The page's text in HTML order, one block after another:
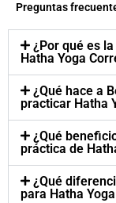
Preguntas
¿Por qué es
Hatha Yoga
¿Qué hace a
practicar Hatha
¿Qué
práctica de
¿Qué
para Hatha